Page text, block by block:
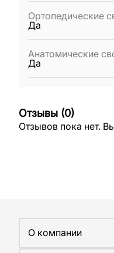
Ортопедические
Да
Анатомические
Да
Отзывы (0)
Отзывов пока нет.
О компании